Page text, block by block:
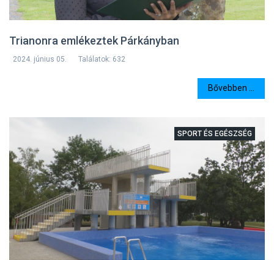
Trianonra emlékeztek Párkányban
2024. június 05. Találatok: 632
Bővebben ...
SPORT ÉS EGÉSZSÉG